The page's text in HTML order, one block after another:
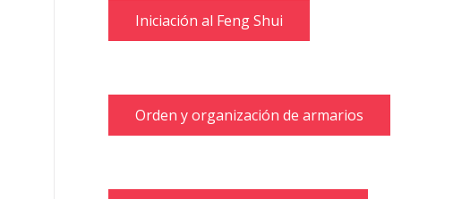
Iniciación al Feng Shui
Orden y organización de armarios